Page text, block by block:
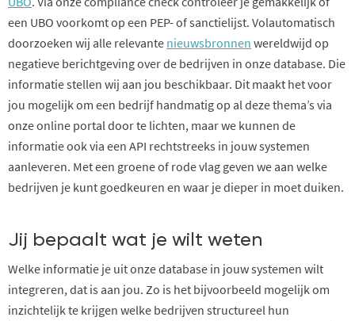
een UBO voorkomt op een PEP- of sanctielijst. Volautomatisch
doorzoeken wij alle relevante nieuwsbronnen wereldwijd op
negatieve berichtgeving over de bedrijven in onze database. Die
informatie stellen wij aan jou beschikbaar. Dit maakt het voor
jou mogelijk om een bedrijf handmatig op al deze thema’s via
onze online portal door te lichten, maar we kunnen de
informatie ook via een API rechtstreeks in jouw systemen
aanleveren. Met een groene of rode vlag geven we aan welke
bedrijven je kunt goedkeuren en waar je dieper in moet duiken.
Jij bepaalt wat je wilt weten
Welke informatie je uit onze database in jouw systemen wilt
integreren, dat is aan jou. Zo is het bijvoorbeeld mogelijk om
inzichtelijk te krijgen welke bedrijven structureel hun